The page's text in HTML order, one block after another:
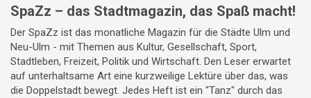
SpaZz – das Stadtmagazin, das Spaß macht!
Der SpaZz ist das monatliche Magazin für die Städte Ulm und
Neu-Ulm - mit Themen aus Kultur, Gesellschaft, Sport,
Stadtleben, Freizeit, Politik und Wirtschaft. Den Leser erwartet
auf unterhaltsame Art eine kurzweilige Lektüre über das, was
die Doppelstadt bewegt. Jedes Heft ist ein "Tanz" durch das